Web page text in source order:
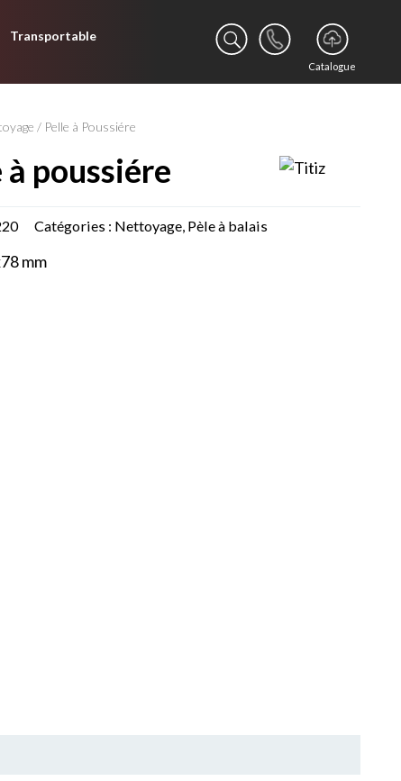
Transportable
Catalogue
/ Pelle à Poussiére
à poussiére
Catégories : Nettoyage, Pèle à balais
mm